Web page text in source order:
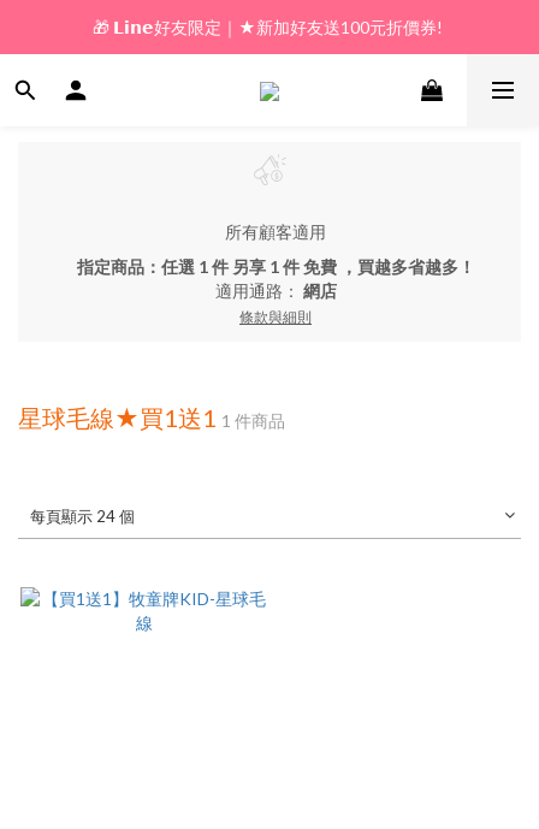
🎁 新好友購物金｜★加入新會員領券送100元!
🎁 𝗟𝗶𝗻𝗲好友限定｜★新加好友送100元折價券!
🎁 新好友購物金｜★加入新會員領券送100元!
所有顧客適用
指定商品：任選 1 件 另享 1 件 免費 ，買越多省越多！
適用通路： 網店
條款與細則
星球毛線★買1送1 1 件商品
每頁顯示 24 個